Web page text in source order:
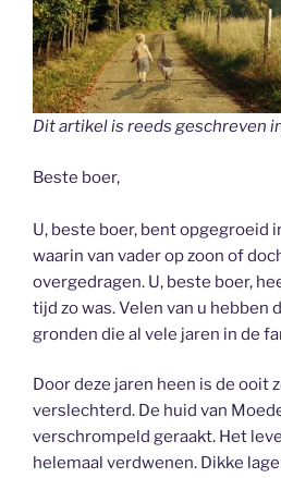
Dit artikel is reeds geschreven
Beste boer,
U, beste boer, bent opgegroeid
waarin van vader op zoon of
overgedragen. U, beste boer,
tijd zo was. Velen van u hebben
gronden die al vele jaren in de
Door deze jaren heen is de ooit
verslechterd. De huid van
verschrompeld geraakt. Het
helemaal verdwenen. Dikke